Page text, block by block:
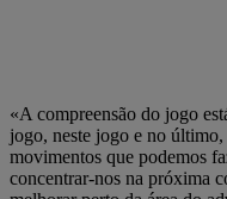
«A compreensão do jogo
jogo, neste jogo e no
movimentos que podemos
concentrar-nos na próxima